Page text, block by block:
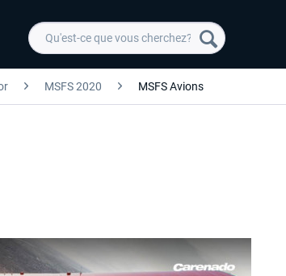
MSFS 2020 MSFS Avions